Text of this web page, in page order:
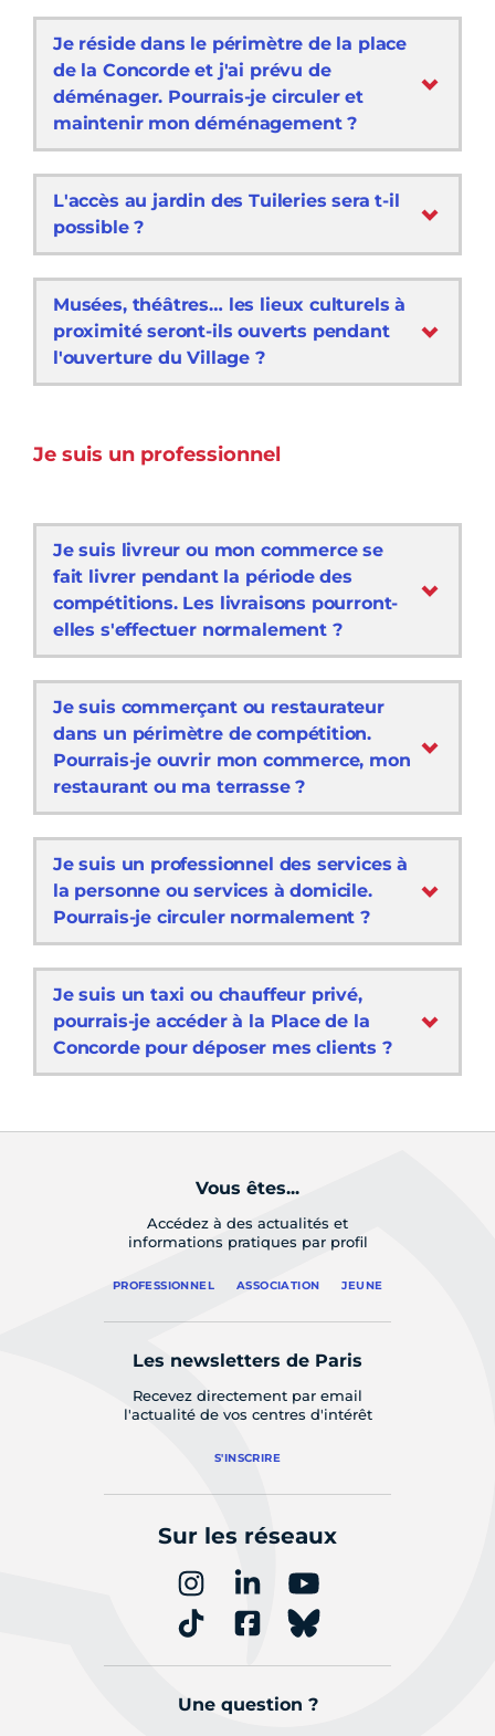
Je réside dans le périmètre de la place
de la Concorde et j'ai prévu de
déménager. Pourrais-je circuler et
maintenir mon déménagement ?
L'accès au jardin des Tuileries sera t-il
possible ?
Musées, théâtres… les lieux culturels à
proximité seront-ils ouverts pendant
l'ouverture du Village ?
Je suis un professionnel
Je suis livreur ou mon commerce se
fait livrer pendant la période des
compétitions. Les livraisons pourront-
elles s'effectuer normalement ?
Je suis commerçant ou restaurateur
dans un périmètre de compétition.
Pourrais-je ouvrir mon commerce, mon
restaurant ou ma terrasse ?
Je suis un professionnel des services à
la personne ou services à domicile.
Pourrais-je circuler normalement ?
Je suis un taxi ou chauffeur privé,
pourrais-je accéder à la Place de la
Concorde pour déposer mes clients ?
Vous êtes...
Accédez à des actualités et
informations pratiques par profil
PROFESSIONNEL ASSOCIATION JEUNE
Les newsletters de Paris
Recevez directement par email
l'actualité de vos centres d'intérêt
S'INSCRIRE
Sur les réseaux
Une question ?